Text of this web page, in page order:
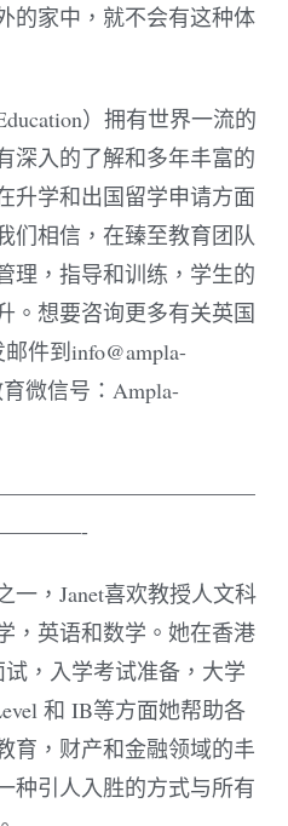
的家中，就不会有这种体
）拥有世界一流的
深入的了解和多年丰富的
升学和出国留学申请方面
们相信，在臻至教育团队
理，指导和训练，学生的
。想要咨询更多有关英国
件到info@ampla-
微信号：Ampla-
一，Janet喜欢教授人文科
，英语和数学。她在香港
，入学考试准备，大学
和 IB等方面她帮助各
育，财产和金融领域的丰
种引人入胜的方式与所有